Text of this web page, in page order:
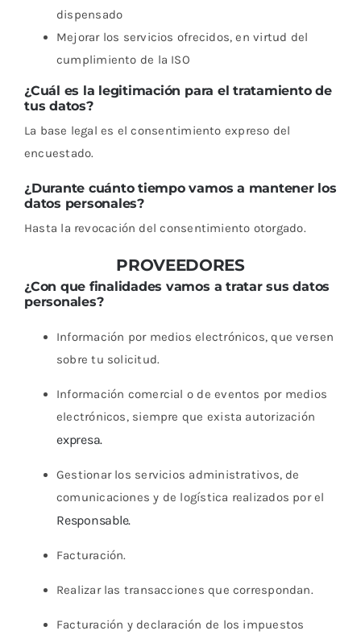
dispensado
Mejorar los servicios ofrecidos, en virtud del
cumplimiento de la ISO
¿Cuál es la legitimación para el tratamiento de
tus datos?
La base legal es el consentimiento expreso del
encuestado.
¿Durante cuánto tiempo vamos a mantener los
datos personales?
Hasta la revocación del consentimiento otorgado.
PROVEEDORES
¿Con que finalidades vamos a tratar sus datos
personales?
Información por medios electrónicos, que versen
sobre tu solicitud.
Información comercial o de eventos por medios
electrónicos, siempre que exista autorización
expresa.
Gestionar los servicios administrativos, de
comunicaciones y de logística realizados por el
Responsable.
Facturación.
Realizar las transacciones que correspondan.
Facturación y declaración de los impuestos